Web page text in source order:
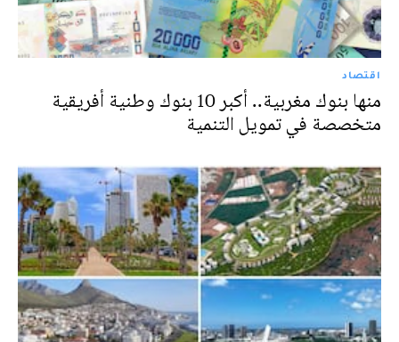
اقتصاد
منها بنوك مغربية.. أكبر 10 بنوك وطنية أفريقية
متخصصة في تمويل التنمية